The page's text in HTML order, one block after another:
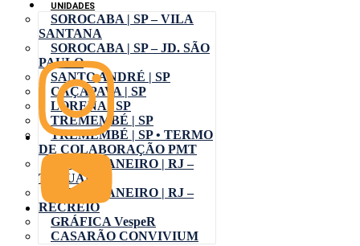
UNIDADES
SOROCABA | SP – VILA
SANTANA
SOROCABA | SP – JD. SÃO
PAULO
SANTO ANDRÉ | SP
CAÇAPAVA | SP
LORENA | SP
TREMEMBÉ | SP
TREMEMBÉ | SP • TERMO
DE COLABORAÇÃO PMT
RIO DE JANEIRO | RJ –
TAQUARA
RIO DE JANEIRO | RJ –
RECREIO
GRÁFICA VespeR
CASARÃO CONVIVIUM